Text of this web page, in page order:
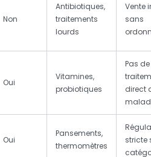
Non
Antibiotiques,
traitements
lourds
Vente
sans
Oui
Vitamines,
probiotiques
Pas de
direct
Oui
Pansements,
thermomètres
stricte